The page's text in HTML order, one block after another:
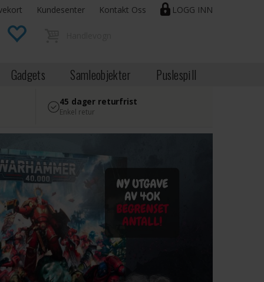
LOGG INN
Kundesenter Kontakt Oss
Gadgets Samleobjekter Puslespill
45 dager returfrist
Enkel retur